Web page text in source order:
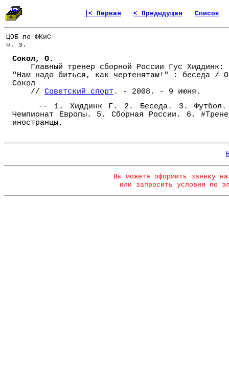
|< Первая < Предыдущая Список
ЦОБ по ФКиС
ч. з.
Сокол, О.
Главный тренер сборной России Гус Хиддинк:
"Нам надо биться, как чертенятам!" : беседа /
Сокол
// Советский спорт . - 2008. - 9 июня.
-- 1. Хиддинк Г. 2. Беседа. 3.
Чемпионат Европы. 5. Сборная России. 6.
иностранцы.
Вы можете оформить заявку
или запросить условия по